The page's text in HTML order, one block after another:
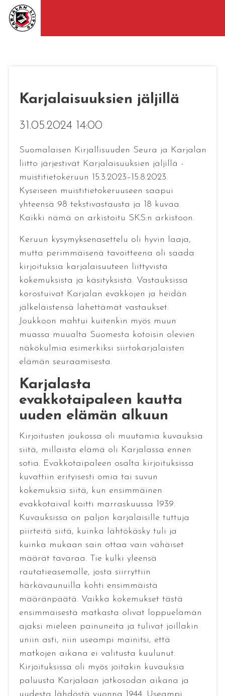
Karjalaisuuksien jäljillä
31.05.2024 14:00
Suomalaisen Kirjallisuuden Seura ja Karjalan
liitto järjestivät Karjalaisuuksien jäljillä -
muistitietokeruun 15.3.2023­­­–15.8.2023.
Kyseiseen muistitietokeruuseen saapui
yhteensä 98 tekstivastausta ja 18 kuvaa.
Kaikki nämä on arkistoitu SKS:n arkistoon.
Keruun kysymyksenasettelu oli hyvin laaja,
mutta perimmäisenä tavoitteena oli saada
kirjoituksia karjalaisuuteen liittyvistä
kokemuksista ja käsityksistä. Vastauksissa
korostuivat Karjalan evakkojen ja heidän
jälkeläistensä lähettämät vastaukset.
Joukkoon mahtui kuitenkin myös muun
muassa muualta Suomesta kotoisin olevien
näkökulmia esimerkiksi siirtokarjalaisten
elämän seuraamisesta.
Karjalasta
evakkotaipaleen kautta
uuden elämän alkuun
Kirjoitusten joukossa oli muutamia kuvauksia
siitä, millaista elämä oli Karjalassa ennen
sotia. Evakkotaipaleen osalta kirjoituksissa
kuvattiin erityisesti omia tai suvun
kokemuksia siitä, kun ensimmäinen
evakkotaival koitti marraskuussa 1939.
Kuvauksissa on paljon karjalaisille tuttuja
piirteitä siitä, kuinka lähtökäsky tuli ja
kuinka mukaan sain ottaa vain vähäiset
määrät tavaraa. Tie kulki yleensä
rautatieasemalle, josta siirryttiin
härkävaunuilla kohti ensimmäistä
määränpäätä. Vaikka kokemukset tästä
ensimmäisestä matkasta olivat loppuelämän
ajaksi mieleen painuneita ja tulivat joillakin
uniin asti, niin useampi mainitsi, että
matkojen aikana ei valitusta kuulunut.
Kirjoituksissa oli myös joitakin kuvauksia
paluusta Karjalaan jatkosodan aikana ja